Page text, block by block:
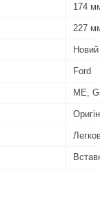
174
227
Новий
Ford
ME,